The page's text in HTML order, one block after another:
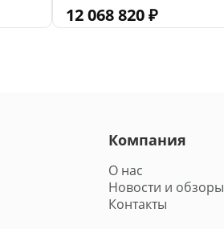
12 068 820₽
Компания
О нас
Новости и обзоры
Контакты